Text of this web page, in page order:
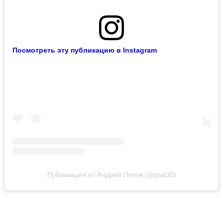
Посмотреть эту публикацию в Instagram
Публикация от Андрей Пятов (@piat30)